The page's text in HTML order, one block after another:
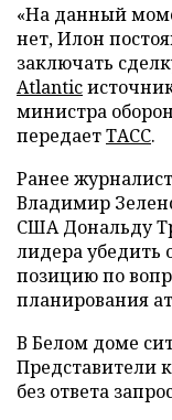
«На данный
нет, Илон
заключать
Atlantic
министра
передаетТАСС.
Ранее
Владимир
США Дональду
лидера убедить
позицию по
планирования
В Белом доме
Представители
без ответа